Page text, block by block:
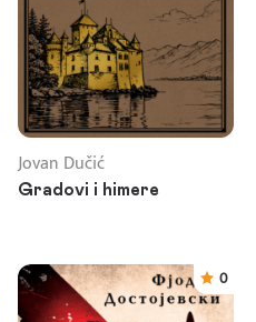
Jovan Dučić
Gradovi i himere
0